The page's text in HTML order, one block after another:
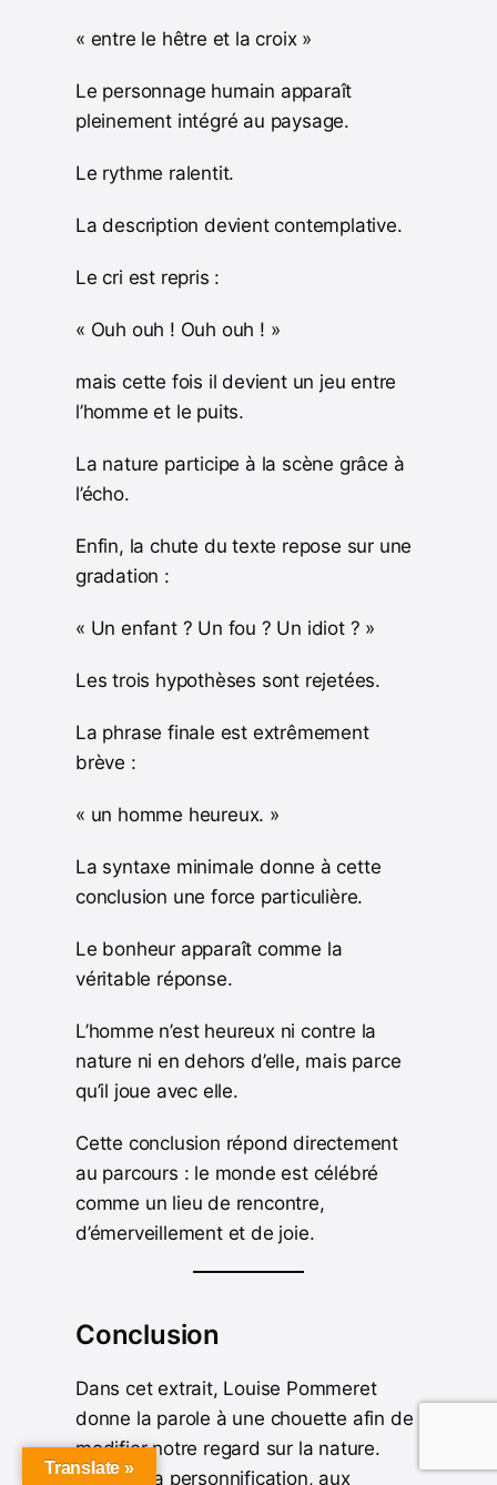
« entre le hêtre et la croix »
Le personnage humain apparaît
pleinement intégré au paysage.
Le rythme ralentit.
La description devient contemplative.
Le cri est repris :
« Ouh ouh ! Ouh ouh ! »
mais cette fois il devient un jeu entre
l’homme et le puits.
La nature participe à la scène grâce à
l’écho.
Enfin, la chute du texte repose sur une
gradation :
« Un enfant ? Un fou ? Un idiot ? »
Les trois hypothèses sont rejetées.
La phrase finale est extrêmement
brève :
« un homme heureux. »
La syntaxe minimale donne à cette
conclusion une force particulière.
Le bonheur apparaît comme la
véritable réponse.
L’homme n’est heureux ni contre la
nature ni en dehors d’elle, mais parce
qu’il joue avec elle.
Cette conclusion répond directement
au parcours : le monde est célébré
comme un lieu de rencontre,
d’émerveillement et de joie.
Conclusion
Dans cet extrait, Louise Pommeret
donne la parole à une chouette afin de
modifier notre regard sur la nature.
Grâce à la personnification, aux
Translate »